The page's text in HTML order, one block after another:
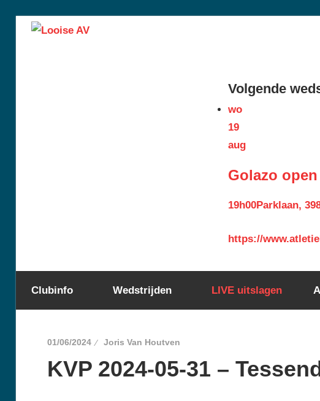
Skip
Volgende
wo
19
aug
Golazo
19h00Parklaan,
https://
Clubinfo Wedstrijden LIVE uitslagen
01/06/2024 Joris Van Houtven
KVP 2024-05-31 –